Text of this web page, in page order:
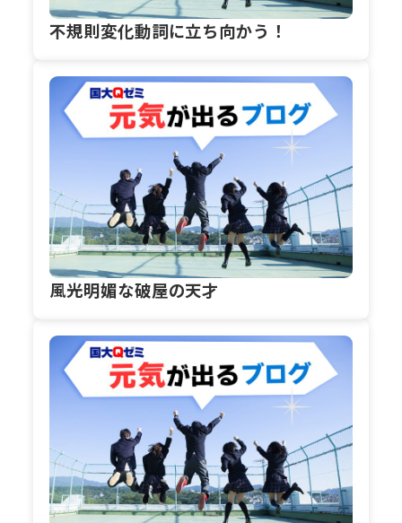
不規則変化動詞に立ち向かう！
風光明媚な破屋の天才